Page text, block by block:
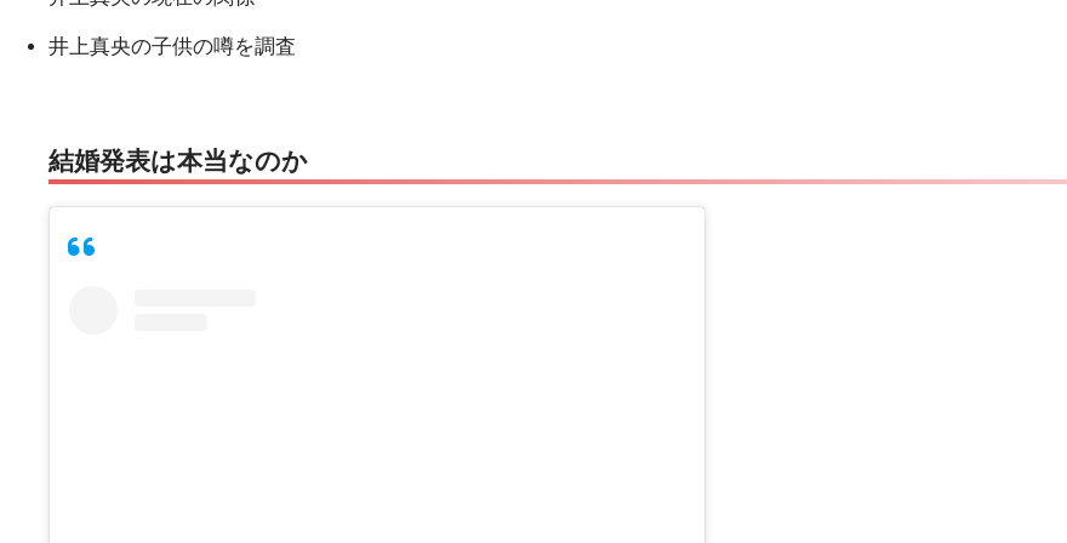
井上真央の子供の噂を調査
結婚発表は本当なのか